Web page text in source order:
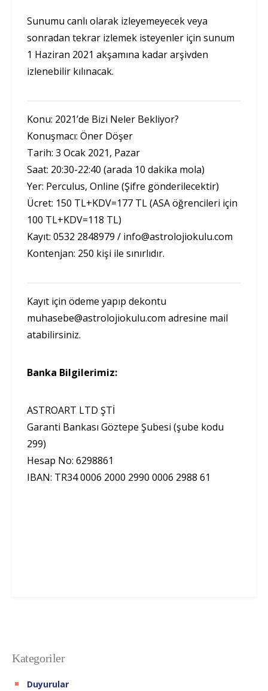
Sunumu canlı olarak izleyemeyecek veya
sonradan tekrar izlemek isteyenler için sunum
1 Haziran 2021 akşamına kadar arşivden
izlenebilir kılınacak.
Konu: 2021’de Bizi Neler Bekliyor?
Konuşmacı: Öner Döşer
Tarih: 3 Ocak 2021, Pazar
Saat: 20:30-22:40 (arada 10 dakika mola)
Yer: Perculus, Online (Şifre gönderilecektir)
Ücret: 150 TL+KDV=177 TL (ASA öğrencileri için
100 TL+KDV=118 TL)
Kayıt: 0532 2848979 / info@astrolojiokulu.com
Kontenjan: 250 kişi ile sınırlıdır.
Kayıt için ödeme yapıp dekontu
muhasebe@astrolojiokulu.com adresine mail
atabilirsiniz.
Banka Bilgilerimiz:
ASTROART LTD ŞTİ
Garanti Bankası Göztepe Şubesi (şube kodu
299)
Hesap No: 6298861
IBAN: TR34 0006 2000 2990 0006 2988 61
Kategoriler
Duyurular